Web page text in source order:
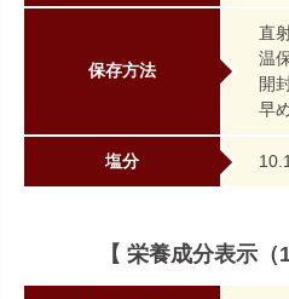
保存方法
直
温
開
早
塩分
【 栄養成分表示（